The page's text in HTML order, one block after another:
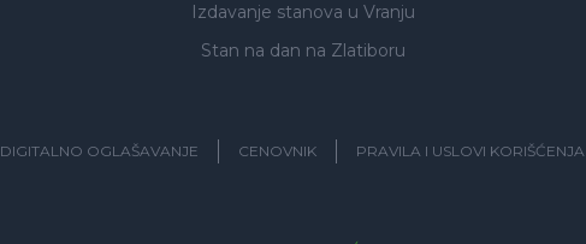
Izdavanje stanova u Vranju
Stan na dan na Zlatiboru
DIGITALNO OGLAŠAVANJE CENOVNIK PRAVILA I USLOVI KORIŠĆENJA